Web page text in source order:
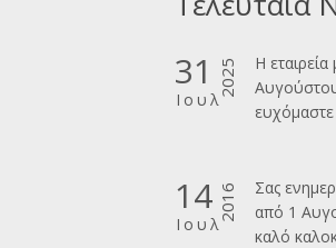
31
Ιουλ
2025
Η
ευχόμαστε
14
Ιουλ
2016
Σας
από 1
καλό